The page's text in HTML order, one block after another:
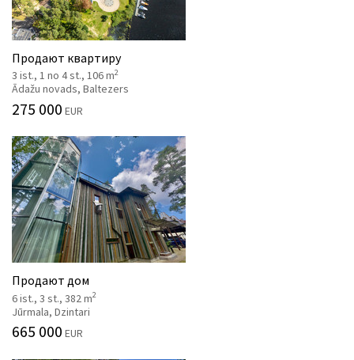
Продают квартиру
3 ist., 1 no 4 st., 106 m2
Ādažu novads, Baltezers
275 000 EUR
Продают дом
6 ist., 3 st., 382 m2
Jūrmala, Dzintari
665 000 EUR